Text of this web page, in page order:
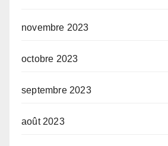
novembre 2023
octobre 2023
septembre 2023
août 2023